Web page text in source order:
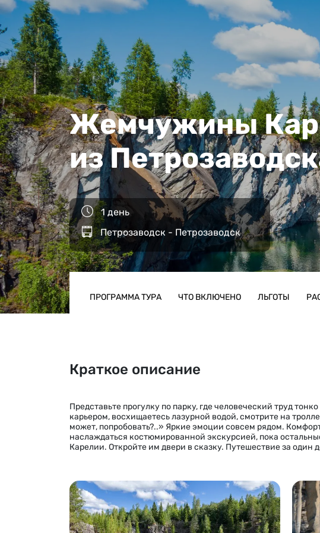
Жемчужины
из
1 день
Петрозаводск - Петрозаводск
ПРОГРАММА ТУРА ЧТО ВКЛЮЧЕНО ЛЬГОТЫ
Краткое описание
Представьте прогулку по парку, где человеческий труд
карьером, восхищаетесь лазурной водой, смотрите на
может, попробовать?..» Яркие эмоции совсем рядом.
наслаждаться костюмированной экскурсией, пока
Карелии. Откройте им двери в сказку. Путешествие за один